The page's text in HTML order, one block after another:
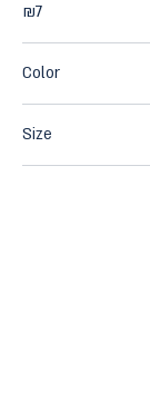
₪7
Color
Size
250 ml